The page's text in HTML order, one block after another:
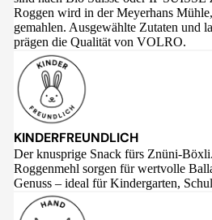
Roggen wird in der Meyerhans
gemahlen. Ausgewählte Zutaten und
prägen die Qualität von VOLRO.
KINDERFREUNDLICH
Der knusprige Snack fürs Znüni-
Roggenmehl sorgen für wertvolle
Genuss – ideal für Kindergarten,